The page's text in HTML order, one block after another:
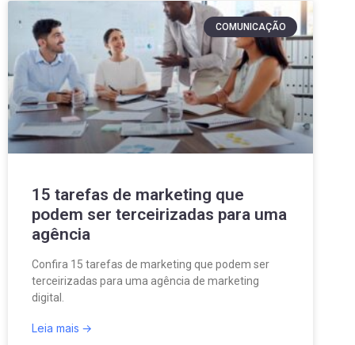
COMUNICAÇÃO
15 tarefas de marketing que
podem ser terceirizadas para uma
agência
Confira 15 tarefas de marketing que podem ser
terceirizadas para uma agência de marketing
digital.
Leia mais